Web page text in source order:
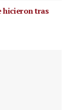
hicieron tras